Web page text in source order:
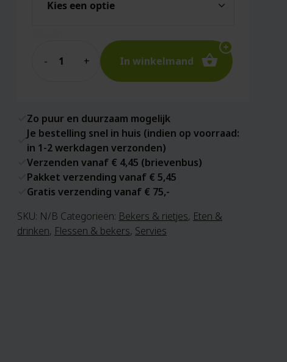
In winkelmand
Zo puur en duurzaam mogelijk
Je bestelling snel in huis (indien op voorraad:
in 1-2 werkdagen verzonden)
Verzenden vanaf € 4,45 (brievenbus)
Pakket verzending vanaf € 5,45
Gratis verzending vanaf € 75,-
SKU: N/B Categorieën: Bekers & rietjes, Eten &
drinken, Flessen & bekers, Servies